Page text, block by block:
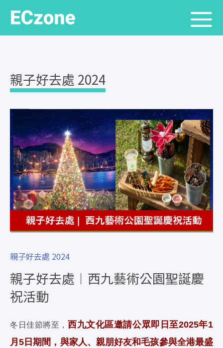
親子好去處 2024
親子好去處 2024
親子好去處︱西九藝術公園聖誕慶
祝活動
冬日佳節將至， 西九文化區邀請公眾即日至2025年1
月5日期間，與家人、親朋好友和毛孩參與全港最盛